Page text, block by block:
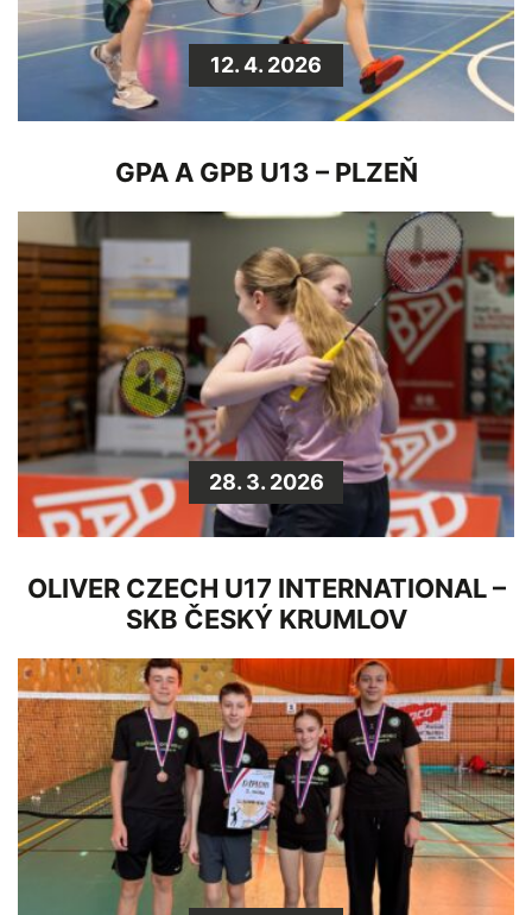
12. 4. 2026
GPA A GPB U13 – PLZEŇ
28. 3. 2026
OLIVER CZECH U17 INTERNATIONAL –
SKB ČESKÝ KRUMLOV